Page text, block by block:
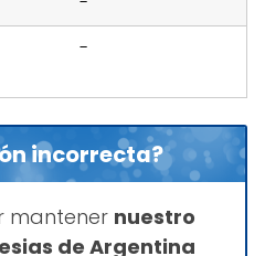
-
incorrecta?
mantener nuestro
de Argentina